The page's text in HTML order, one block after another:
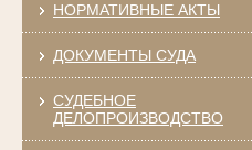
НОРМАТИВНЫЕ АКТЫ
ДОКУМЕНТЫ СУДА
СУДЕБНОЕ
ДЕЛОПРОИЗВОДСТВО